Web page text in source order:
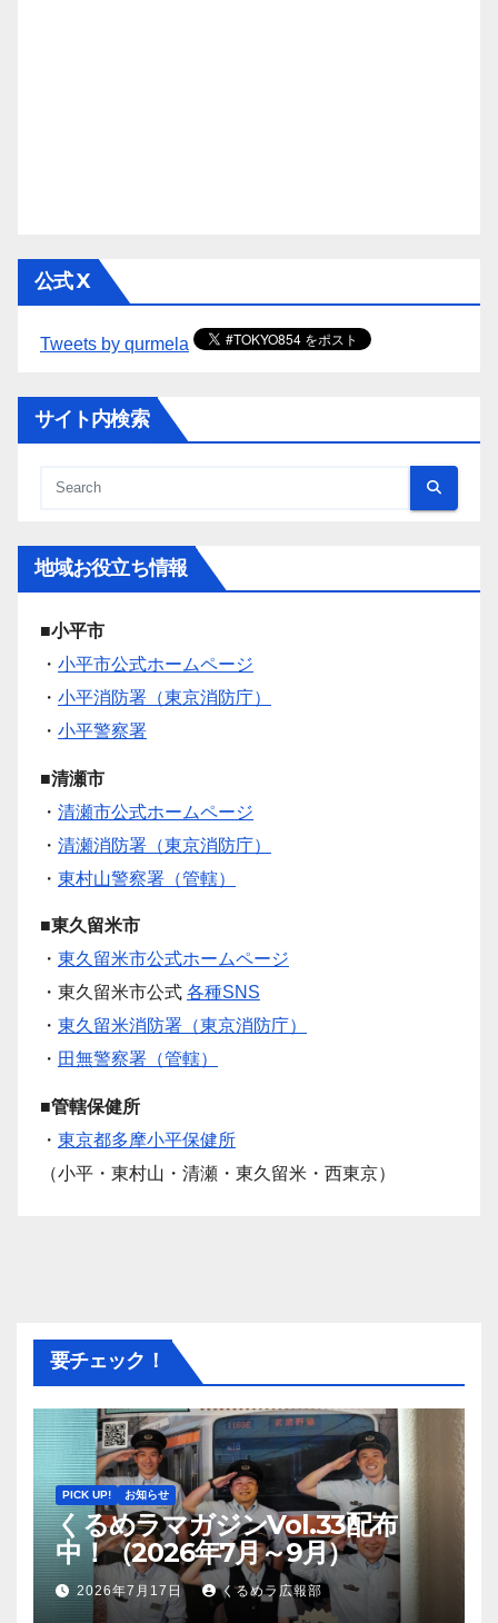
公式 X
Tweets by qurmela
サイト内検索
地域お役立ち情報
■小平市
・ 小平市公式ホームページ
・ 小平消防署（東京消防庁）
・ 小平警察署
■清瀬市
・ 清瀬市公式ホームページ
・ 清瀬消防署（東京消防庁）
・ 東村山警察署（管轄）
■東久留米市
・ 東久留米市公式ホームページ
・東久留米市公式 各種SNS
・ 東久留米消防署（東京消防庁）
・ 田無警察署（管轄）
■管轄保健所
・ 東京都多摩小平保健所
（小平・東村山・清瀬・東久留米・西東京）
要チェック！
PICK UP! お知らせ
くるめラマガジンVol.33配布
中！（2026年7月～9月）
2026年7月17日 くるめラ広報部